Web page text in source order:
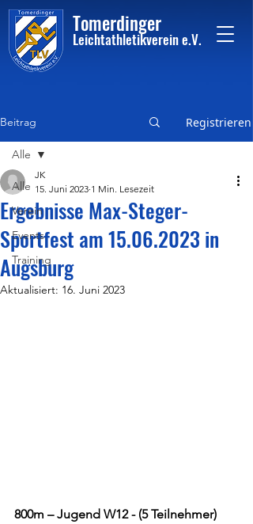
Tomerdinger
Leichtathletikvereine.V.
Beitrag Registrieren
Alle
Verein
Events
Training
Alle
Ergebnisse Max-Steger-
Sportfest am 15.06.2023 in
Augsburg
JK
15. Juni 2023 1 Min. Lesezeit
Aktualisiert: 16. Juni 2023
800m – Jugend W12 - (5 Teilnehmer)